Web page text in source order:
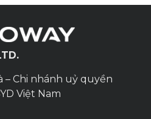
– Chi nhánh uỷ quyền
Việt Nam